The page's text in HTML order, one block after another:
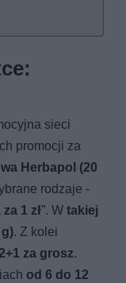
sieci
promocji za
Herbapol (20
rodzaje -
1 zł”. Wtakiej
. Z kolei
za grosz.
od 6 do 12